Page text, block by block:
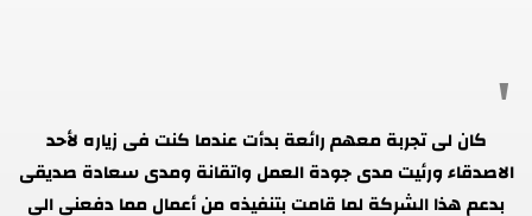
كان لى تجربة معهم رائعة بدأت عندما كنت فى زياره لأحد
الاصدقاء ورئيت مدى جودة العمل واتقانة ومدى سعادة صديقى
بدعم هذا الشركة لما قامت بتنفيذه من أعمال مما دفعنى الى